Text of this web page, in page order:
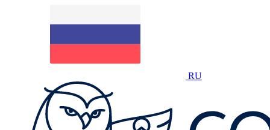
RU